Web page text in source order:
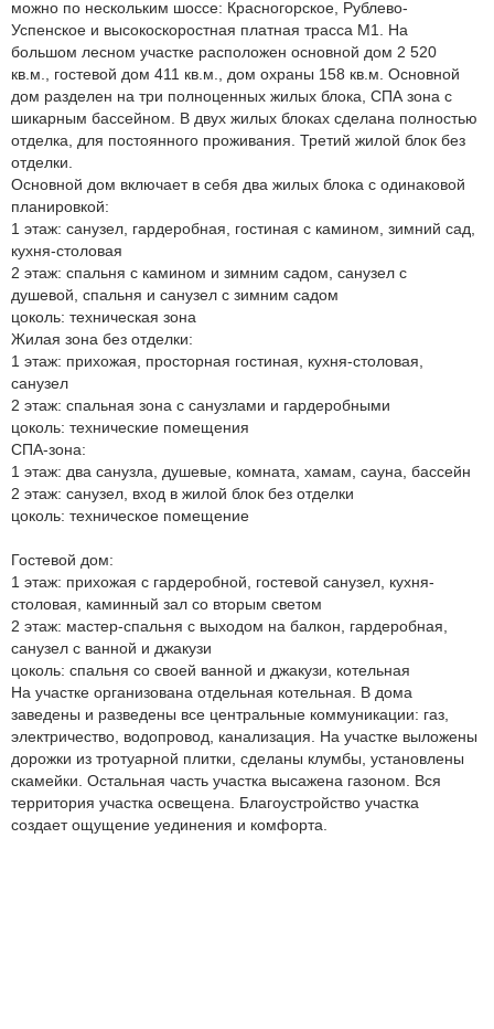
можно по нескольким шоссе: Красногорское, Рублево-
Успенское и высокоскоростная платная трасса М1. На
большом лесном участке расположен основной дом 2 520
кв.м., гостевой дом 411 кв.м., дом охраны 158 кв.м. Основной
дом разделен на три полноценных жилых блока, СПА зона с
шикарным бассейном. В двух жилых блоках сделана полностью
отделка, для постоянного проживания. Третий жилой блок без
отделки.
Основной дом включает в себя два жилых блока с одинаковой
планировкой:
1 этаж: санузел, гардеробная, гостиная с камином, зимний сад,
кухня-столовая
2 этаж: спальня с камином и зимним садом, санузел с
душевой, спальня и санузел с зимним садом
цоколь: техническая зона
Жилая зона без отделки:
1 этаж: прихожая, просторная гостиная, кухня-столовая,
санузел
2 этаж: спальная зона с санузлами и гардеробными
цоколь: технические помещения
CПА-зона:
1 этаж: два санузла, душевые, комната, хамам, сауна, бассейн
2 этаж: санузел, вход в жилой блок без отделки
цоколь: техническое помещение
Гостевой дом:
1 этаж: прихожая с гардеробной, гостевой санузел, кухня-
столовая, каминный зал со вторым светом
2 этаж: мастер-спальня с выходом на балкон, гардеробная,
санузел с ванной и джакузи
цоколь: спальня со своей ванной и джакузи, котельная
На участке организована отдельная котельная. В дома
заведены и разведены все центральные коммуникации: газ,
электричество, водопровод, канализация. На участке выложены
дорожки из тротуарной плитки, сделаны клумбы, установлены
скамейки. Остальная часть участка высажена газоном. Вся
территория участка освещена. Благоустройство участка
создает ощущение уединения и комфорта.